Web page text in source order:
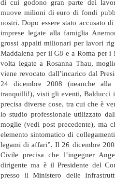
di cui godono gran parte dei
muove milioni di euro di fondi
nostri. Dopo essere stato accusato
imprese legate alla famiglia
grossi appalti milionari per lavori
Maddalena per il G8 e a Roma per
volta legate a Rosanna Thau,
viene revocato dall’incarico dal
24 dicembre 2008 (neanche
tranquilli!), visti gli eventi, Balducci
precisa diverse cose, tra cui che è
lo studio professionale utilizzato
moglie (vedi post precedente), ma
elemento sintomatico di
legami di affari”. Il 26 dicembre
Civile precisa che l’ingegner
dirigente ma è il Presidente del
presso il Ministero delle